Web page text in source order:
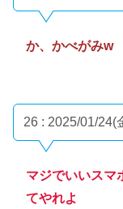
か、かべがみw
26 : 2025/01/24(
マジでいいスマ
てやれよ